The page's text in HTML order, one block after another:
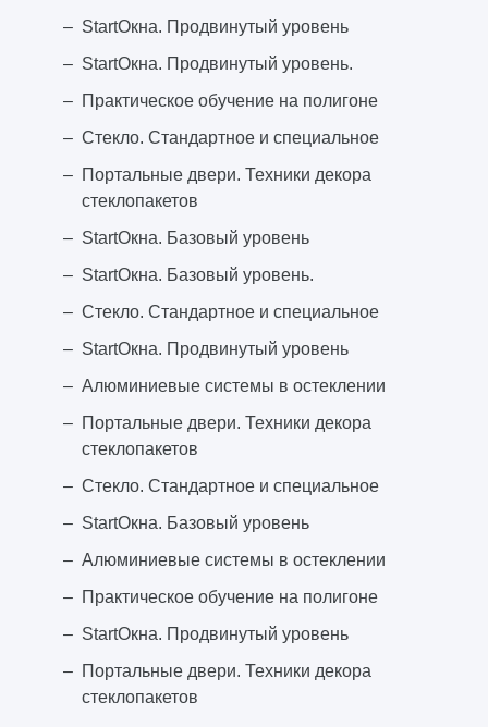
StartОкна. Продвинутый уровень
StartОкна. Продвинутый уровень.
Практическое обучение на полигоне
Стекло. Стандартное и специальное
Портальные двери. Техники декора
стеклопакетов
StartОкна. Базовый уровень
StartОкна. Базовый уровень.
Стекло. Стандартное и специальное
StartОкна. Продвинутый уровень
Алюминиевые системы в остеклении
Портальные двери. Техники декора
стеклопакетов
Стекло. Стандартное и специальное
StartОкна. Базовый уровень
Алюминиевые системы в остеклении
Практическое обучение на полигоне
StartОкна. Продвинутый уровень
Портальные двери. Техники декора
стеклопакетов